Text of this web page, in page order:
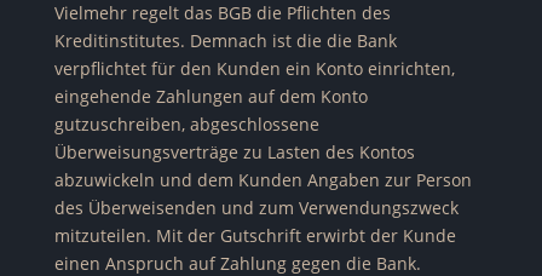
Vielmehr regelt das BGB die Pflichten des
Kreditinstitutes. Demnach ist die die Bank
verpflichtet für den Kunden ein Konto einrichten,
eingehende Zahlungen auf dem Konto
gutzuschreiben, abgeschlossene
Überweisungsverträge zu Lasten des Kontos
abzuwickeln und dem Kunden Angaben zur Person
des Überweisenden und zum Verwendungszweck
mitzuteilen. Mit der Gutschrift erwirbt der Kunde
einen Anspruch auf Zahlung gegen die Bank.